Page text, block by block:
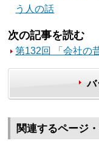
う人の話
次の記事を読む
第132回 「会社の
バ
関連するページ